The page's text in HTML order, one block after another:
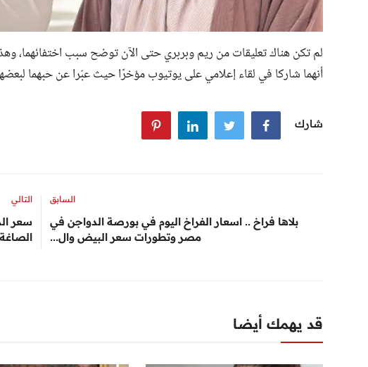
لم تكن هناك تعليقات من ريم وبربري حتى الآن توضح سبب اختفائهما،
أنهما شاركا في لقاء إعلامي على يوتيوب مؤخرًا حيث عبّرا عن حبهما
شارك
السابق
بلاها فراخ .. اسعار الفراخ اليوم في بورصة الدواجن في
مصر وتطورات سعر البيض وال...
التالي
قد يهمك أيضا